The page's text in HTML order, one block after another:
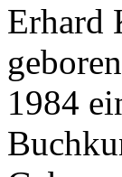
Erhard
1984